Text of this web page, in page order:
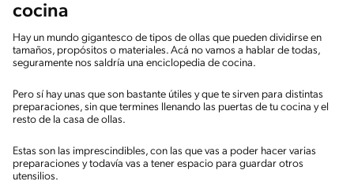
cocina
Hay un mundo gigantesco de tipos de ollas que pueden dividirse en
tamaños, propósitos o materiales. Acá no vamos a hablar de todas,
seguramente nos saldría una enciclopedia de cocina.
Pero sí hay unas que son bastante útiles y que te sirven para distintas
preparaciones, sin que termines llenando las puertas de tu cocina y el
resto de la casa de ollas.
Estas son las imprescindibles, con las que vas a poder hacer varias
preparaciones y todavía vas a tener espacio para guardar otros
utensilios.